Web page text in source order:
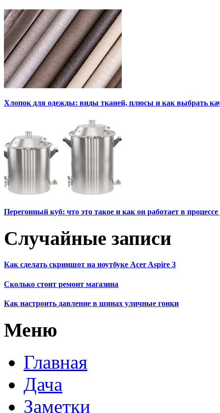
Хлопок для одежды: виды тканей, плюсы и как выбрать
Перегонный куб: что это такое и как он работает в
Случайные записи
Как сделать скриншот на ноутбуке Acer Aspire 3
Сколько стоит ремонт магазина
Как настроить давление в шинах уличные гонки
Меню
Главная
Дача
Заметки